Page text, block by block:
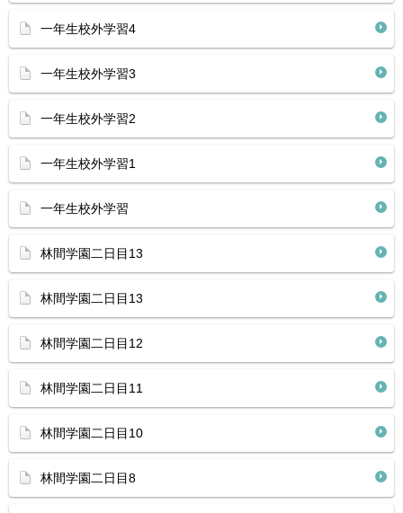
一年生校外学習4
一年生校外学習3
一年生校外学習2
一年生校外学習1
一年生校外学習
林間学園二日目13
林間学園二日目13
林間学園二日目12
林間学園二日目11
林間学園二日目10
林間学園二日目8